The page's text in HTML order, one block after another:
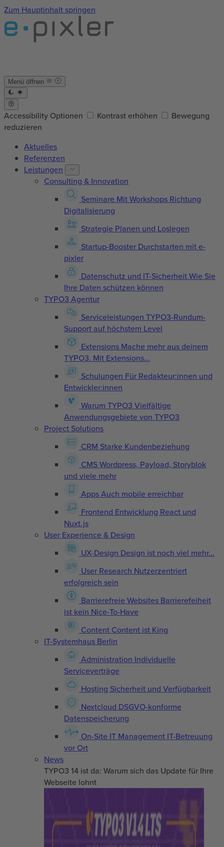
Zum Hauptinhalt springen
Menü öffnen
Accessibility Optionen Kontrast erhöhen
Bewegung
reduzieren
Aktuelles
Referenzen
Leistungen
Consulting & Innovation
Seminare Mit Workshops Richtung
Digitalisierung
Strategie Planen und Loslegen
Startup-Booster Durchstarten mit e-
pixler
Datenschutz und IT-SicherheitWie Sie
Ihre Daten schützen können
TYPO3 Agentur
Serviceleistungen TYPO3-Rundum-
Support auf höchstem Level
Extensions Mache mehr aus deinem
TYPO3. Mit Extensions...
Schulungen Für Redakteur:innen und
Entwickler:innen
Warum TYPO3 Vielfältige
Anwendungsgebiete von TYPO3
Project Solutions
CRM Starke Kundenbeziehung
CMSWordpress, Payload, Storyblok
und viele mehr
AppsAuch mobile erreichbar
Frontend Entwicklung React und
Nuxt.js
User Experience & Design
UX-Design Design ist noch viel mehr...
User Research Nutzerzentriert
erfolgreich sein
Barrierefreie Websites Barrierefeiheit
ist kein Nice-To-Have
Content Content ist King
IT-Systemhaus Berlin
Administration Individuelle
Serviceverträge
Hosting Sicherheit und Verfügbarkeit
Nextcloud DSGVO-konforme
Datenspeicherung
On-Site IT Management IT-Betreuung
vor Ort
News
TYPO3 14 ist da: Warum sich das Update für Ihre
Webseite lohnt